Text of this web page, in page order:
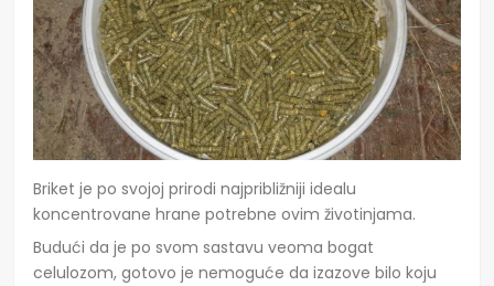
Briket je po svojoj prirodi najpribližniji idealu
koncentrovane hrane potrebne ovim životinjama.
Budući da je po svom sastavu veoma bogat
celulozom, gotovo je nemoguće da izazove bilo koju